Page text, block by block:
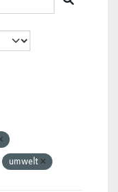
umwelt